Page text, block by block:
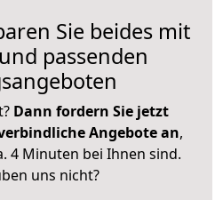
Sie beides mit
passenden
Dann fordern Sie jetzt
Angebote an,
4 Minuten bei Ihnen sind.
uns nicht?